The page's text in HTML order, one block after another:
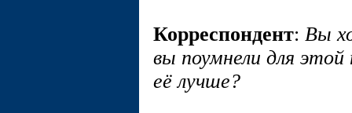
Корреспондент: Вы
вы поумнели для
её лучше?